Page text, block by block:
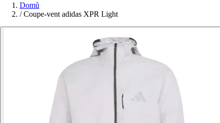
Domů
/ Coupe-vent adidas XPR Light